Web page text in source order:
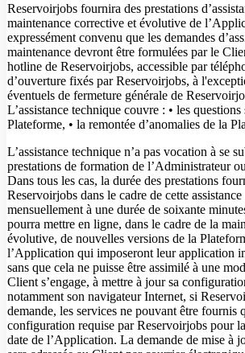
Reservoirjobs fournira des prestations
maintenance corrective et évolutive de
expressément convenu que les demandes
maintenance devront être formulées par le
hotline de Reservoirjobs, accessible par
d’ouverture fixés par Reservoirjobs, à
éventuels de fermeture générale de
L’assistance technique couvre : • les
Plateforme, • la remontée d’anomalies de la
L’assistance technique n’a pas vocation à se
prestations de formation de l’Administrateur
Dans tous les cas, la durée des prestations
Reservoirjobs dans le cadre de cette
mensuellement à une durée de soixante
pourra mettre en ligne, dans le cadre de la
évolutive, de nouvelles versions de la
l’Application qui imposeront leur application
sans que cela ne puisse être assimilé à une
Client s’engage, à mettre à jour sa
notamment son navigateur Internet, si
demande, les services ne pouvant être fournis
configuration requise par Reservoirjobs pour
date de l’Application. La demande de mise à